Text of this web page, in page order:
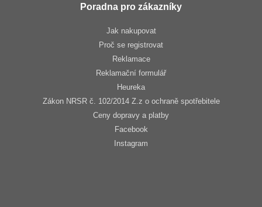
Poradna pro zákazníky
Jak nakupovat
Proč se registrovat
Reklamace
Reklamační formulář
Heureka
Zákon NRSR č. 102/2014 Z.z o ochraně spotřebitele
Ceny dopravy a platby
Facebook
Instagram